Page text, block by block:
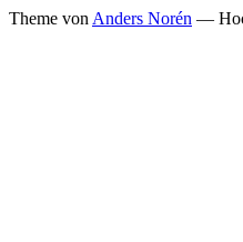
Theme von Anders Norén —